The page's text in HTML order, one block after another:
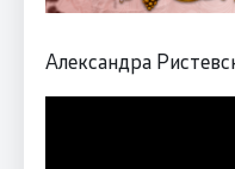
Александра